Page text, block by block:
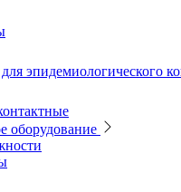
эпидемиологического
оборудование